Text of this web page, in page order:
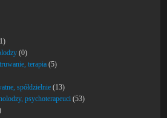
(0)
terapia (5)
spółdzielnie (13)
psychoterapeuci (53)